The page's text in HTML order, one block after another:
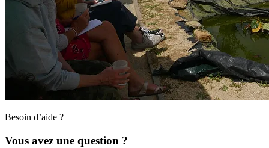
Besoin d’aide ?
Vous avez une question ?